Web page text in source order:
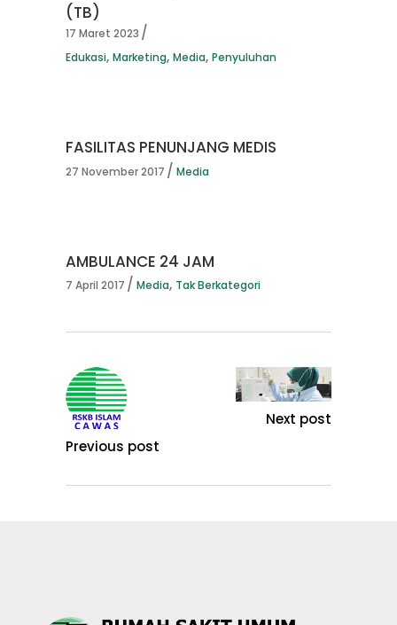
(TB)
17 Maret 2023
Edukasi, Marketing, Media, Penyuluhan
FASILITAS PENUNJANG MEDIS
27 November 2017 Media
AMBULANCE 24 JAM
7 April 2017 Media, Tak Berkategori
Previous post
Next post